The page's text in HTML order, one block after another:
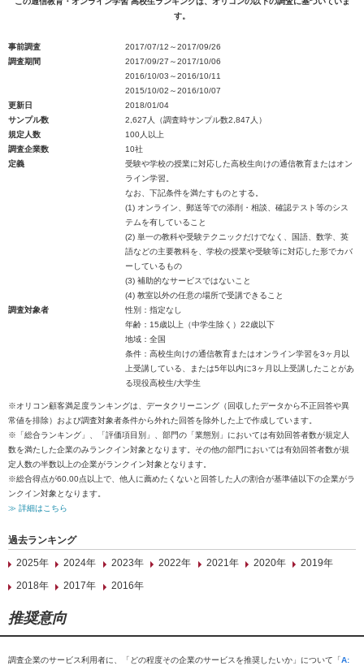
す。
事前調査
2017/07/12～2017/09/26
調査期間
2017/09/27～2017/10/06
2016/10/03～2016/10/11
2015/10/02～2016/10/07
更新日
2018/01/04
サンプル数
2,627人（調査時サンプル数2,847人）
規定人数
100人以上
調査企業数
10社
定義
受験や学校の授業に対応した高校生向けの通信教育またはオン
ライン学習。
なお、下記条件を満たすものとする。
(1) オンライン、郵送等での添削・相談、確認テスト等のシス
テムを有していること
(2) 単一の教科や受験テクニックだけでなく、国語、数学、英
語などの主要教科を、学校の授業や受験等に対応した形でカバ
ーしているもの
(3) 補助的なサービスではないこと
(4) 教室以外の任意の場所で受講できること
調査対象者
性別：指定なし
年齢：15歳以上（中学生除く）22歳以下
地域：全国
条件：高校生向けの通信教育またはオンライン学習を3ヶ月以
上受講している、または5年以内に3ヶ月以上受講したことがあ
る現役高校生/大学生
※オリコン顧客満足度ランキングは、データクリーニング（回収したデータから不正回答や異
常値を排除）および調査対象者条件から外れた回答を除外した上で作成しています。
※「総合ランキング」、「評価項目別」、部門の「業態別」においては有効回答者数が規定人
数を満たした企業のみランクイン対象となります。その他の部門においては有効回答者数が規
定人数の半数以上の企業がランクイン対象となります。
※総合得点が60.00点以上で、他人に薦めたくないと回答した人の割合が基準値以下の企業がラ
ンクイン対象となります。
≫ 詳細はこちら
過去ランキング
2025年
2024年 2023年 2022年 2021年 2020年
2019年
2018年
2017年 2016年
推奨意向
調査企業のサービス利用者に、「どの程度その企業のサービスを推奨したいか」について「A: